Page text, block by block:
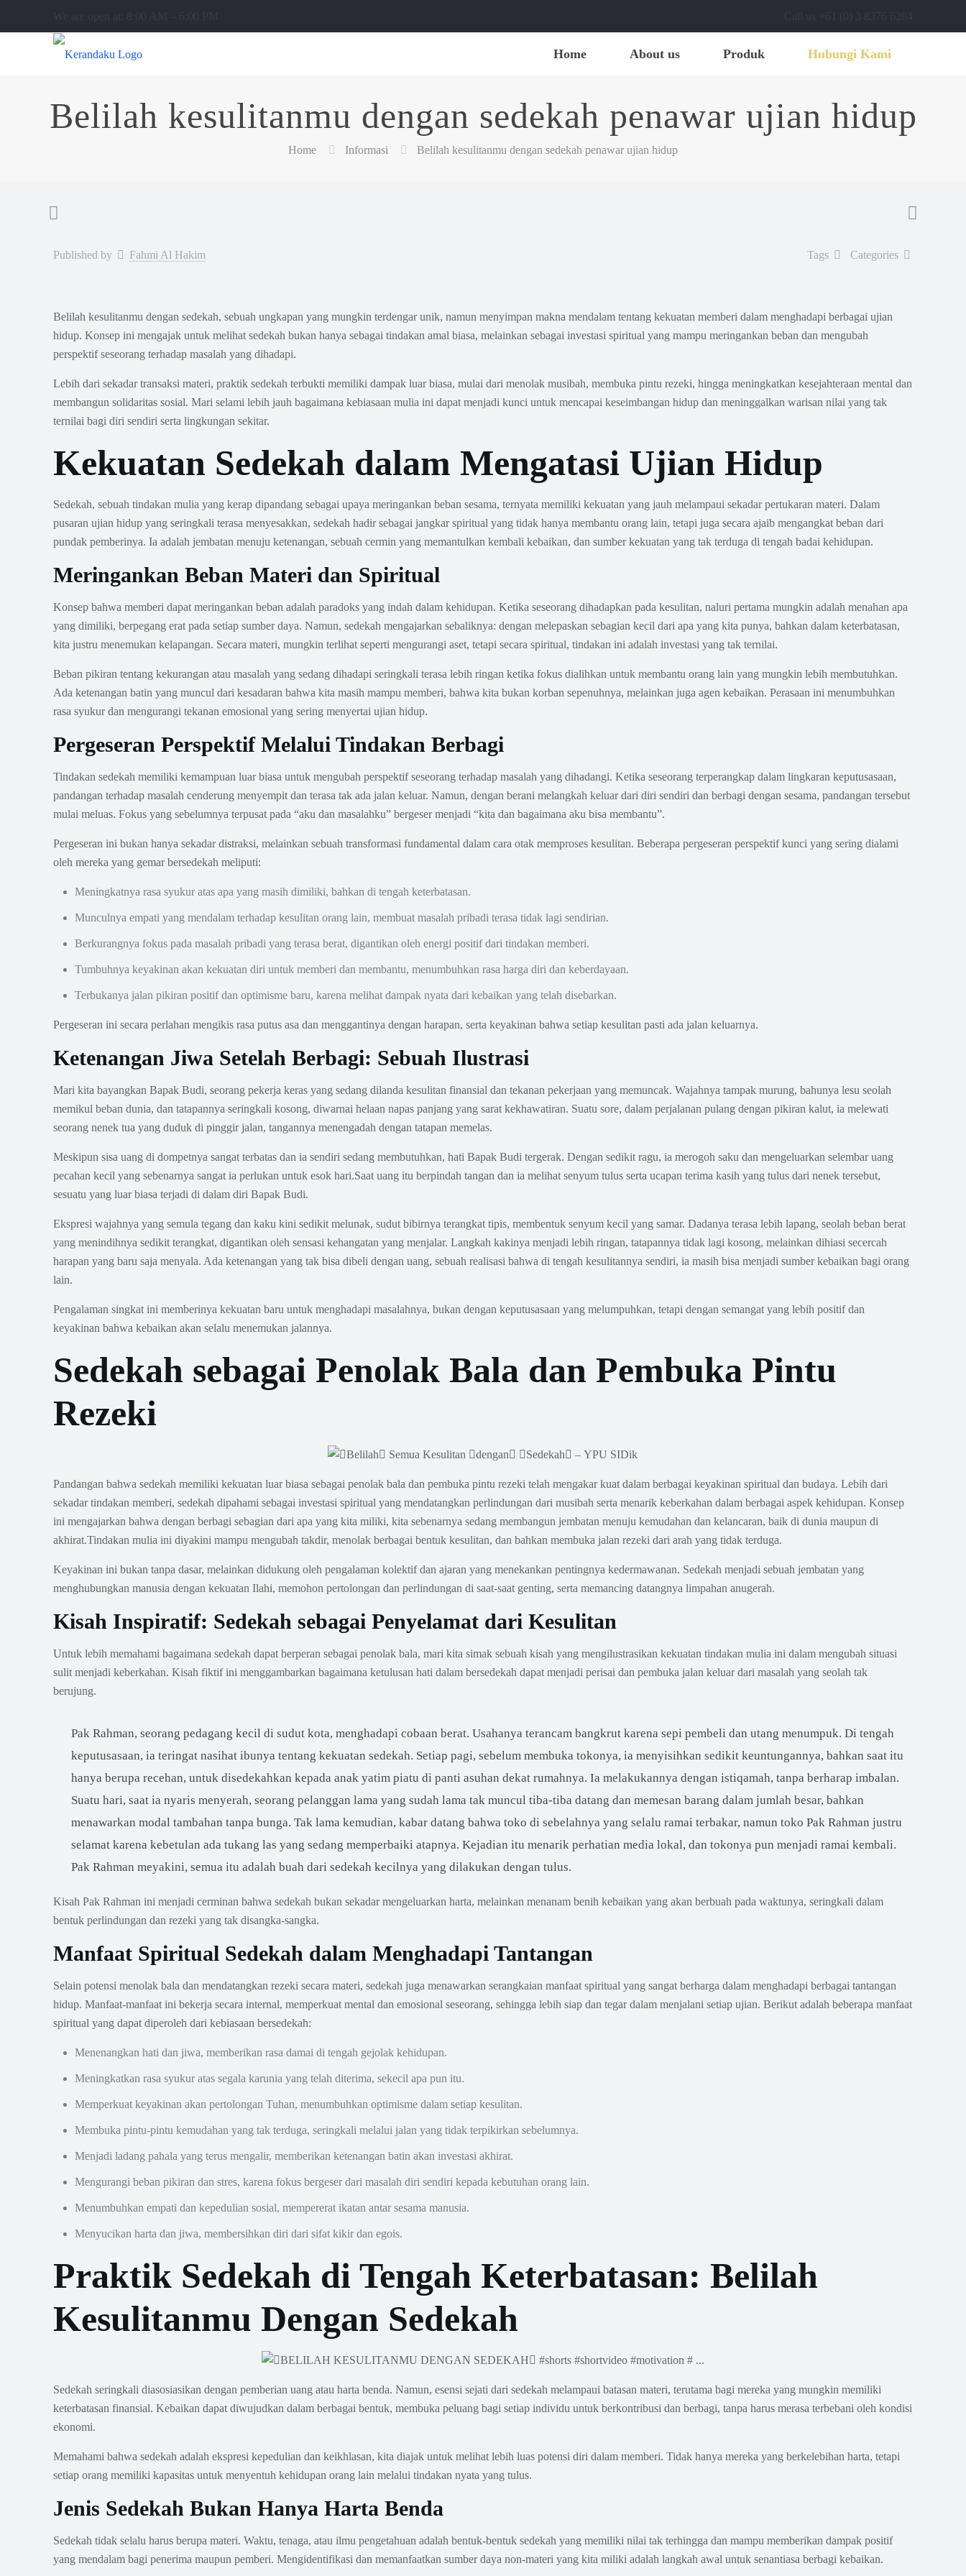
Home About us Produk Hubungi Kami
Belilah kesulitanmu dengan sedekah penawar ujian hidup
Home Informasi Belilah kesulitanmu dengan sedekah penawar ujian hidup
Published by Fahmi Al Hakim Categories
Tags
Belilah kesulitanmu dengan sedekah, sebuah ungkapan yang mungkin terdengar unik, namun menyimpan makna mendalam tentang kekuatan memberi dalam menghadapi berbagai ujian
hidup. Konsep ini mengajak untuk melihat sedekah bukan hanya sebagai tindakan amal biasa, melainkan sebagai investasi spiritual yang mampu meringankan beban dan mengubah
perspektif seseorang terhadap masalah yang dihadapi.
Lebih dari sekadar transaksi materi, praktik sedekah terbukti memiliki dampak luar biasa, mulai dari menolak musibah, membuka pintu rezeki, hingga meningkatkan kesejahteraan mental dan
membangun solidaritas sosial. Mari selami lebih jauh bagaimana kebiasaan mulia ini dapat menjadi kunci untuk mencapai keseimbangan hidup dan meninggalkan warisan nilai yang tak
ternilai bagi diri sendiri serta lingkungan sekitar.
Kekuatan Sedekah dalam Mengatasi Ujian Hidup
Sedekah, sebuah tindakan mulia yang kerap dipandang sebagai upaya meringankan beban sesama, ternyata memiliki kekuatan yang jauh melampaui sekadar pertukaran materi. Dalam
pusaran ujian hidup yang seringkali terasa menyesakkan, sedekah hadir sebagai jangkar spiritual yang tidak hanya membantu orang lain, tetapi juga secara ajaib mengangkat beban dari
pundak pemberinya. Ia adalah jembatan menuju ketenangan, sebuah cermin yang memantulkan kembali kebaikan, dan sumber kekuatan yang tak terduga di tengah badai kehidupan.
Meringankan Beban Materi dan Spiritual
Konsep bahwa memberi dapat meringankan beban adalah paradoks yang indah dalam kehidupan. Ketika seseorang dihadapkan pada kesulitan, naluri pertama mungkin adalah menahan apa
yang dimiliki, berpegang erat pada setiap sumber daya. Namun, sedekah mengajarkan sebaliknya: dengan melepaskan sebagian kecil dari apa yang kita punya, bahkan dalam keterbatasan,
kita justru menemukan kelapangan. Secara materi, mungkin terlihat seperti mengurangi aset, tetapi secara spiritual, tindakan ini adalah investasi yang tak ternilai.
Beban pikiran tentang kekurangan atau masalah yang sedang dihadapi seringkali terasa lebih ringan ketika fokus dialihkan untuk membantu orang lain yang mungkin lebih membutuhkan.
Ada ketenangan batin yang muncul dari kesadaran bahwa kita masih mampu memberi, bahwa kita bukan korban sepenuhnya, melainkan juga agen kebaikan. Perasaan ini menumbuhkan
rasa syukur dan mengurangi tekanan emosional yang sering menyertai ujian hidup.
Pergeseran Perspektif Melalui Tindakan Berbagi
Tindakan sedekah memiliki kemampuan luar biasa untuk mengubah perspektif seseorang terhadap masalah yang dihadangi. Ketika seseorang terperangkap dalam lingkaran keputusasaan,
pandangan terhadap masalah cenderung menyempit dan terasa tak ada jalan keluar. Namun, dengan berani melangkah keluar dari diri sendiri dan berbagi dengan sesama, pandangan tersebut
mulai meluas. Fokus yang sebelumnya terpusat pada “aku dan masalahku” bergeser menjadi “kita dan bagaimana aku bisa membantu”.
Pergeseran ini bukan hanya sekadar distraksi, melainkan sebuah transformasi fundamental dalam cara otak memproses kesulitan. Beberapa pergeseran perspektif kunci yang sering dialami
oleh mereka yang gemar bersedekah meliputi:
Meningkatnya rasa syukur atas apa yang masih dimiliki, bahkan di tengah keterbatasan.
Munculnya empati yang mendalam terhadap kesulitan orang lain, membuat masalah pribadi terasa tidak lagi sendirian.
Berkurangnya fokus pada masalah pribadi yang terasa berat, digantikan oleh energi positif dari tindakan memberi.
Tumbuhnya keyakinan akan kekuatan diri untuk memberi dan membantu, menumbuhkan rasa harga diri dan keberdayaan.
Terbukanya jalan pikiran positif dan optimisme baru, karena melihat dampak nyata dari kebaikan yang telah disebarkan.
Pergeseran ini secara perlahan mengikis rasa putus asa dan menggantinya dengan harapan, serta keyakinan bahwa setiap kesulitan pasti ada jalan keluarnya.
Ketenangan Jiwa Setelah Berbagi: Sebuah Ilustrasi
Mari kita bayangkan Bapak Budi, seorang pekerja keras yang sedang dilanda kesulitan finansial dan tekanan pekerjaan yang memuncak. Wajahnya tampak murung, bahunya lesu seolah
memikul beban dunia, dan tatapannya seringkali kosong, diwarnai helaan napas panjang yang sarat kekhawatiran. Suatu sore, dalam perjalanan pulang dengan pikiran kalut, ia melewati
seorang nenek tua yang duduk di pinggir jalan, tangannya menengadah dengan tatapan memelas.
Meskipun sisa uang di dompetnya sangat terbatas dan ia sendiri sedang membutuhkan, hati Bapak Budi tergerak. Dengan sedikit ragu, ia merogoh saku dan mengeluarkan selembar uang
pecahan kecil yang sebenarnya sangat ia perlukan untuk esok hari.Saat uang itu berpindah tangan dan ia melihat senyum tulus serta ucapan terima kasih yang tulus dari nenek tersebut,
sesuatu yang luar biasa terjadi di dalam diri Bapak Budi.
Ekspresi wajahnya yang semula tegang dan kaku kini sedikit melunak, sudut bibirnya terangkat tipis, membentuk senyum kecil yang samar. Dadanya terasa lebih lapang, seolah beban berat
yang menindihnya sedikit terangkat, digantikan oleh sensasi kehangatan yang menjalar. Langkah kakinya menjadi lebih ringan, tatapannya tidak lagi kosong, melainkan dihiasi secercah
harapan yang baru saja menyala. Ada ketenangan yang tak bisa dibeli dengan uang, sebuah realisasi bahwa di tengah kesulitannya sendiri, ia masih bisa menjadi sumber kebaikan bagi orang
lain.
Pengalaman singkat ini memberinya kekuatan baru untuk menghadapi masalahnya, bukan dengan keputusasaan yang melumpuhkan, tetapi dengan semangat yang lebih positif dan
keyakinan bahwa kebaikan akan selalu menemukan jalannya.
Sedekah sebagai Penolak Bala dan Pembuka Pintu
Rezeki
Pandangan bahwa sedekah memiliki kekuatan luar biasa sebagai penolak bala dan pembuka pintu rezeki telah mengakar kuat dalam berbagai keyakinan spiritual dan budaya. Lebih dari
sekadar tindakan memberi, sedekah dipahami sebagai investasi spiritual yang mendatangkan perlindungan dari musibah serta menarik keberkahan dalam berbagai aspek kehidupan. Konsep
ini mengajarkan bahwa dengan berbagi sebagian dari apa yang kita miliki, kita sebenarnya sedang membangun jembatan menuju kemudahan dan kelancaran, baik di dunia maupun di
akhirat.Tindakan mulia ini diyakini mampu mengubah takdir, menolak berbagai bentuk kesulitan, dan bahkan membuka jalan rezeki dari arah yang tidak terduga.
Keyakinan ini bukan tanpa dasar, melainkan didukung oleh pengalaman kolektif dan ajaran yang menekankan pentingnya kedermawanan. Sedekah menjadi sebuah jembatan yang
menghubungkan manusia dengan kekuatan Ilahi, memohon pertolongan dan perlindungan di saat-saat genting, serta memancing datangnya limpahan anugerah.
Kisah Inspiratif: Sedekah sebagai Penyelamat dari Kesulitan
Untuk lebih memahami bagaimana sedekah dapat berperan sebagai penolak bala, mari kita simak sebuah kisah yang mengilustrasikan kekuatan tindakan mulia ini dalam mengubah situasi
sulit menjadi keberkahan. Kisah fiktif ini menggambarkan bagaimana ketulusan hati dalam bersedekah dapat menjadi perisai dan pembuka jalan keluar dari masalah yang seolah tak
berujung.
Pak Rahman, seorang pedagang kecil di sudut kota, menghadapi cobaan berat. Usahanya terancam bangkrut karena sepi pembeli dan utang menumpuk. Di tengah
keputusasaan, ia teringat nasihat ibunya tentang kekuatan sedekah. Setiap pagi, sebelum membuka tokonya, ia menyisihkan sedikit keuntungannya, bahkan saat itu
hanya berupa recehan, untuk disedekahkan kepada anak yatim piatu di panti asuhan dekat rumahnya. Ia melakukannya dengan istiqamah, tanpa berharap imbalan.
Suatu hari, saat ia nyaris menyerah, seorang pelanggan lama yang sudah lama tak muncul tiba-tiba datang dan memesan barang dalam jumlah besar, bahkan
menawarkan modal tambahan tanpa bunga. Tak lama kemudian, kabar datang bahwa toko di sebelahnya yang selalu ramai terbakar, namun toko Pak Rahman justru
selamat karena kebetulan ada tukang las yang sedang memperbaiki atapnya. Kejadian itu menarik perhatian media lokal, dan tokonya pun menjadi ramai kembali.
Pak Rahman meyakini, semua itu adalah buah dari sedekah kecilnya yang dilakukan dengan tulus.
Kisah Pak Rahman ini menjadi cerminan bahwa sedekah bukan sekadar mengeluarkan harta, melainkan menanam benih kebaikan yang akan berbuah pada waktunya, seringkali dalam
bentuk perlindungan dan rezeki yang tak disangka-sangka.
Manfaat Spiritual Sedekah dalam Menghadapi Tantangan
Selain potensi menolak bala dan mendatangkan rezeki secara materi, sedekah juga menawarkan serangkaian manfaat spiritual yang sangat berharga dalam menghadapi berbagai tantangan
hidup. Manfaat-manfaat ini bekerja secara internal, memperkuat mental dan emosional seseorang, sehingga lebih siap dan tegar dalam menjalani setiap ujian. Berikut adalah beberapa manfaat
spiritual yang dapat diperoleh dari kebiasaan bersedekah:
Menenangkan hati dan jiwa, memberikan rasa damai di tengah gejolak kehidupan.
Meningkatkan rasa syukur atas segala karunia yang telah diterima, sekecil apa pun itu.
Memperkuat keyakinan akan pertolongan Tuhan, menumbuhkan optimisme dalam setiap kesulitan.
Membuka pintu-pintu kemudahan yang tak terduga, seringkali melalui jalan yang tidak terpikirkan sebelumnya.
Menjadi ladang pahala yang terus mengalir, memberikan ketenangan batin akan investasi akhirat.
Mengurangi beban pikiran dan stres, karena fokus bergeser dari masalah diri sendiri kepada kebutuhan orang lain.
Menumbuhkan empati dan kepedulian sosial, mempererat ikatan antar sesama manusia.
Menyucikan harta dan jiwa, membersihkan diri dari sifat kikir dan egois.
Praktik Sedekah di Tengah Keterbatasan: Belilah
Kesulitanmu Dengan Sedekah
Sedekah seringkali diasosiasikan dengan pemberian uang atau harta benda. Namun, esensi sejati dari sedekah melampaui batasan materi, terutama bagi mereka yang mungkin memiliki
keterbatasan finansial. Kebaikan dapat diwujudkan dalam berbagai bentuk, membuka peluang bagi setiap individu untuk berkontribusi dan berbagi, tanpa harus merasa terbebani oleh kondisi
ekonomi.
Memahami bahwa sedekah adalah ekspresi kepedulian dan keikhlasan, kita diajak untuk melihat lebih luas potensi diri dalam memberi. Tidak hanya mereka yang berkelebihan harta, tetapi
setiap orang memiliki kapasitas untuk menyentuh kehidupan orang lain melalui tindakan nyata yang tulus.
Jenis Sedekah Bukan Hanya Harta Benda
Sedekah tidak selalu harus berupa materi. Waktu, tenaga, atau ilmu pengetahuan adalah bentuk-bentuk sedekah yang memiliki nilai tak terhingga dan mampu memberikan dampak positif
yang mendalam bagi penerima maupun pemberi. Mengidentifikasi dan memanfaatkan sumber daya non-materi yang kita miliki adalah langkah awal untuk senantiasa berbagi kebaikan.